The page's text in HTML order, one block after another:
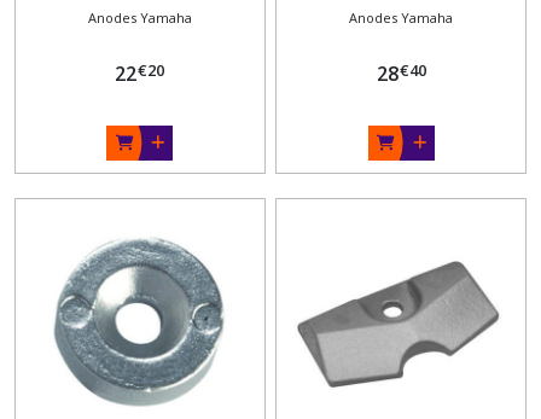
Anodes Yamaha
22€20
Anodes Yamaha
28€40